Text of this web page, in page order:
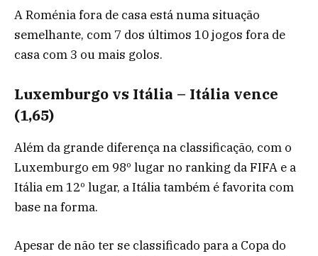
A Roménia fora de casa está numa situação
semelhante, com 7 dos últimos 10 jogos fora de
casa com 3 ou mais golos.
Luxemburgo vs Itália – Itália vence
(1,65)
Além da grande diferença na classificação, com o
Luxemburgo em 98º lugar no ranking da FIFA e a
Itália em 12º lugar, a Itália também é favorita com
base na forma.
Apesar de não ter se classificado para a Copa do